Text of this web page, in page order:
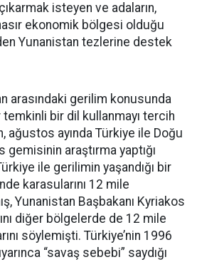
isteyen ve adaların,
ekonomik bölgesi olduğu
Yunanistan tezlerine destek
arasındaki gerilim konusunda
bir dil kullanmayı tercih
ağustos ayında Türkiye ile Doğu
gemisinin araştırma yaptığı
ile gerilimin yaşandığı bir
karasularını 12 mile
Yunanistan Başbakanı Kyriakos
diğer bölgelerde de 12 mile
söylemişti. Türkiye’nin 1996
“savaş sebebi” saydığı